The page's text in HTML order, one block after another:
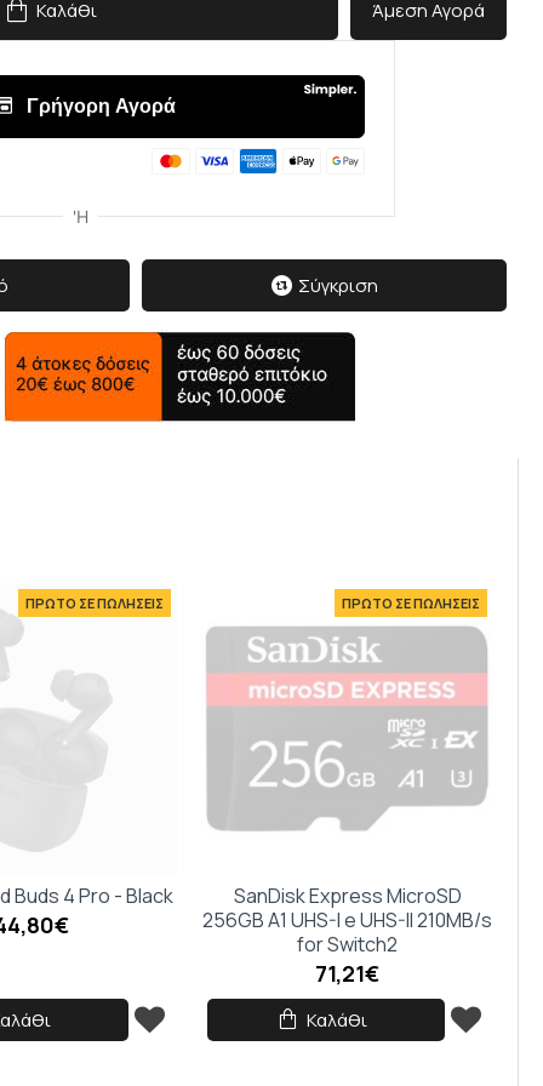
Καλάθι Άμεση Αγορά
Σύγκριση
ΠΡΩΤΟ ΣΕ ΠΩΛΗΣΕΙΣ
Buds 4 Pro - Black
ΠΡΩΤΟ ΣΕ ΠΩΛΗΣΕΙΣ
SanDisk Express MicroSD
256GB A1 UHS-I e UHS-II 210MB/s
for Switch2
71,21€
Καλάθι